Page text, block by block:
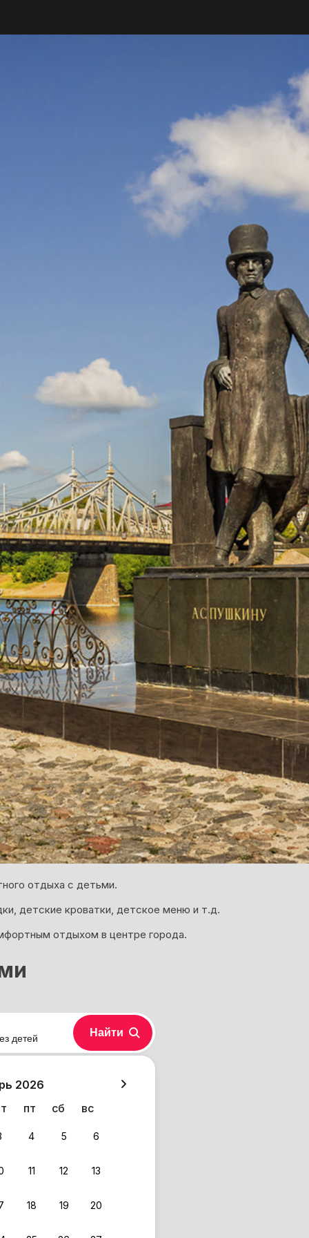
отдыха с детьми.
детские кроватки, детское меню и т.д.
отдыхом в центре города.
2026
пт сб вс
4 5 6
11 12 13
18 19 20
детей Найти